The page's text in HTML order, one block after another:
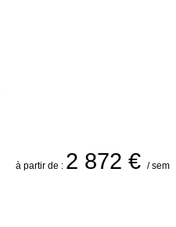
à partir de : 2 872 € / sem